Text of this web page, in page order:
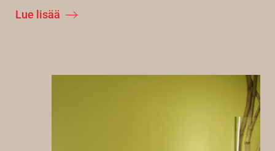
Lue lisää